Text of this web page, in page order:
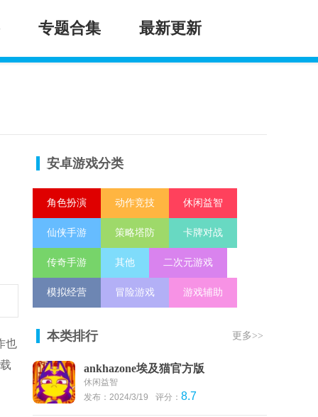
专题合集 最新更新
也
安卓游戏分类
角色扮演 动作竞技 休闲益智
仙侠手游 策略塔防 卡牌对战
传奇手游 其他 二次元游戏
模拟经营 冒险游戏 游戏辅助
本类排行 更多>>
ankhazone埃及猫官方版
休闲益智
发布：2024/3/19
评分： 8.7